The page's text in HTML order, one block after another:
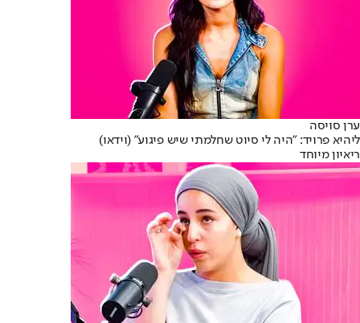
ערן סויסה
ליהיא פרויד: "היה לי סיוט שחלמתי שיש פיגוע" (וידאו)
ריאיון מיוחד